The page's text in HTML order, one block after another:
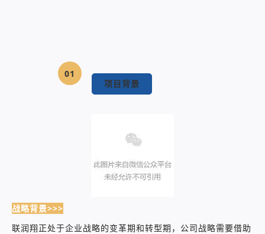
01
项目背景
战略背景>>>
联润翔正处于企业战略的变革期和转型期，公司战略需要借助